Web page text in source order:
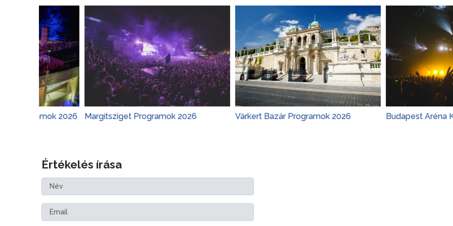
Margitsziget Programok 2026 Várkert Bazár Programok 2026 Budapest Aréna Koncertek
Értékelés írása